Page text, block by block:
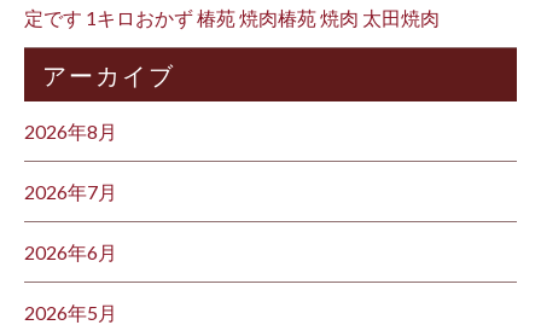
定です 1キロおかず 椿苑 焼肉椿苑 焼肉 太田焼肉
アーカイブ
2026年8月
2026年7月
2026年6月
2026年5月